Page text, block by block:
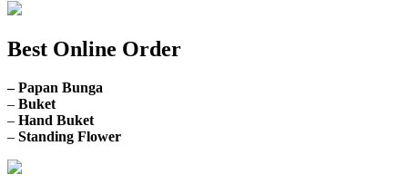
Best Online Order
– Papan Bunga
– Buket
– Hand Buket
– Standing Flower